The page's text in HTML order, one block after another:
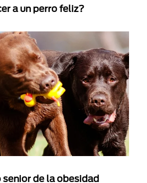
a un perro feliz?
senior de la obesidad